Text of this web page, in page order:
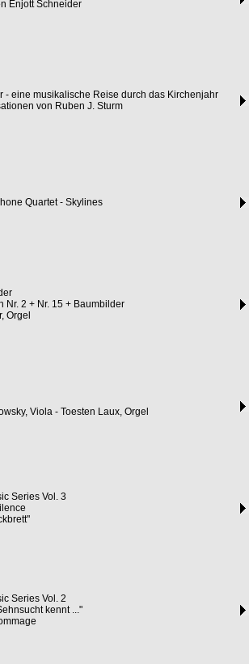
Enjott Schneider
- eine musikalische Reise durch das Kirchenjahr
von Ruben J. Sturm
Quartet - Skylines
Nr. 2 + Nr. 15 + Baumbilder
Orgel
Viola - Toesten Laux, Orgel
Series Vol. 3
Series Vol. 2
kennt ..."